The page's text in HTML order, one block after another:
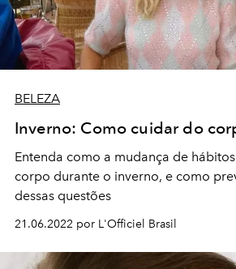
BELEZA
Inverno: Como cuidar do
Entenda como a mudança de
corpo durante o inverno, e como
dessas questões
21.06.2022 por L'Officiel Brasil